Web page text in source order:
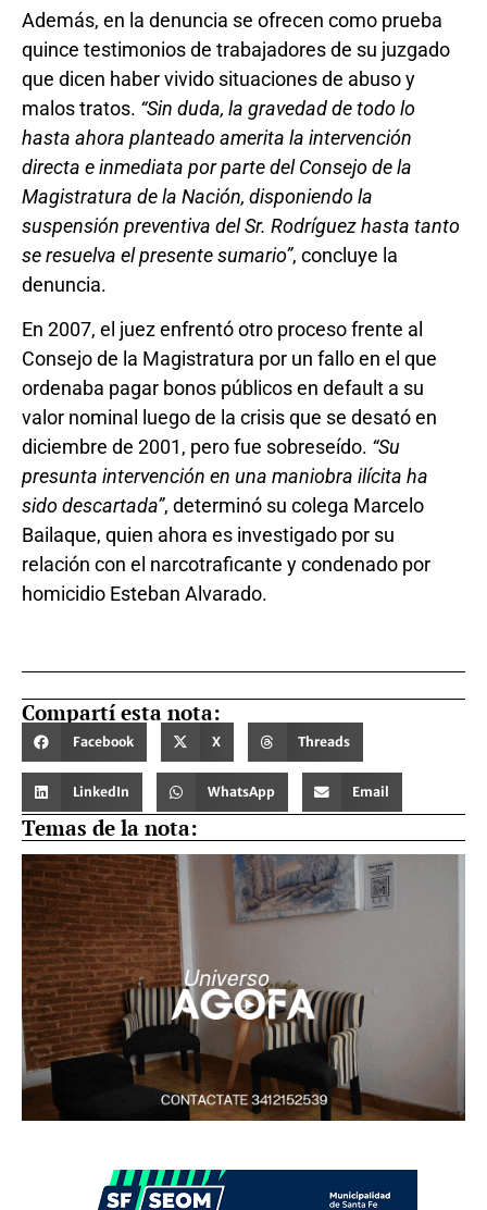
Además, en la denuncia se ofrecen como prueba
quince testimonios de trabajadores de su juzgado
que dicen haber vivido situaciones de abuso y
malos tratos. “Sin duda, la gravedad de todo lo
hasta ahora planteado amerita la intervención
directa e inmediata por parte del Consejo de la
Magistratura de la Nación, disponiendo la
suspensión preventiva del Sr. Rodríguez hasta tanto
se resuelva el presente sumario”, concluye la
denuncia.
En 2007, el juez enfrentó otro proceso frente al
Consejo de la Magistratura por un fallo en el que
ordenaba pagar bonos públicos en default a su
valor nominal luego de la crisis que se desató en
diciembre de 2001, pero fue sobreseído. “Su
presunta intervención en una maniobra ilícita ha
sido descartada”, determinó su colega Marcelo
Bailaque, quien ahora es investigado por su
relación con el narcotraficante y condenado por
homicidio Esteban Alvarado.
Compartí esta nota:
Facebook X Threads
LinkedIn WhatsApp Email
Temas de la nota: